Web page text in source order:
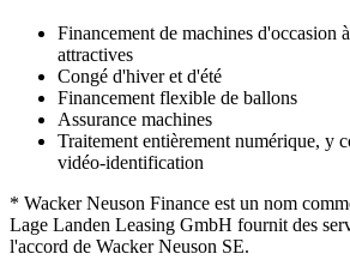
Financement de machines d'occasion
attractives
Congé d'hiver et d'été
Financement flexible de ballons
Assurance machines
Traitement entièrement numérique, y
vidéo-identification
* Wacker Neuson Finance est un nom
Lage Landen Leasing GmbH fournit des
l'accord de Wacker Neuson SE.